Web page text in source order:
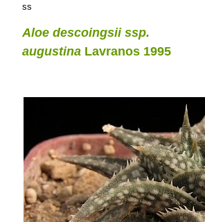
ss
Aloe descoingsii ssp.
augustina Lavranos 1995